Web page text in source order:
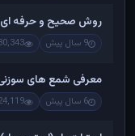
روش صحیح و حرفه
9 سال پیش 330,343
معرفی شمع های سوزنی
6 سال پیش 324,119